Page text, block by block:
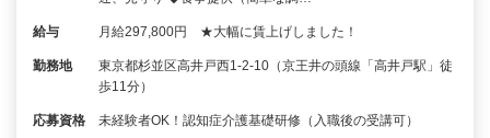
給与 月給297,800円 ★大幅に賃上げしました！
勤務地
東京都杉並区高井戸西1-2-10（京王井の頭線「高井戸駅」徒
歩11分）
応募資格 未経験者OK！認知症介護基礎研修（入職後の受講可）